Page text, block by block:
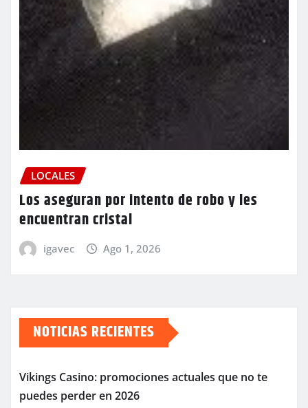
LOCALES
Los aseguran por intento de robo y les
encuentran cristal
igavec Ago 1, 2026
NOTICIAS RECIENTES
Vikings Casino: promociones actuales que no te
puedes perder en 2026